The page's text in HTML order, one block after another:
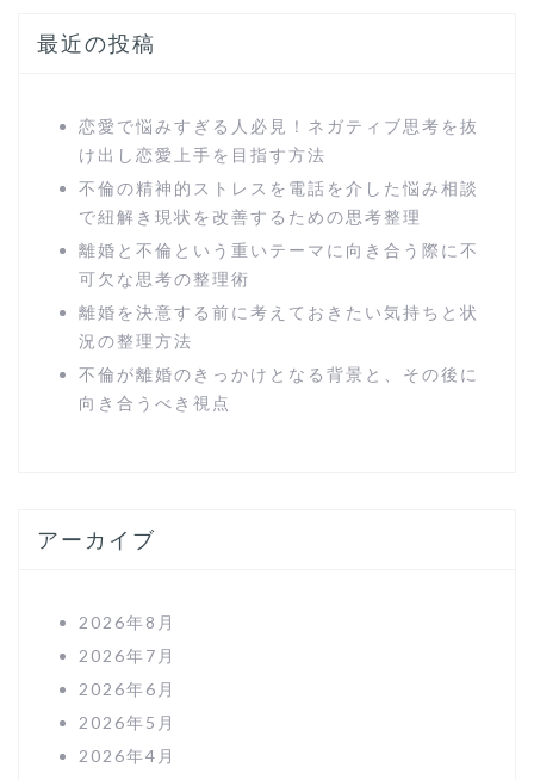
最近の投稿
恋愛で悩みすぎる人必見！ネガティブ思考を抜
け出し恋愛上手を目指す方法
不倫の精神的ストレスを電話を介した悩み相談
で紐解き現状を改善するための思考整理
離婚と不倫という重いテーマに向き合う際に不
可欠な思考の整理術
離婚を決意する前に考えておきたい気持ちと状
況の整理方法
不倫が離婚のきっかけとなる背景と、その後に
向き合うべき視点
アーカイブ
2026年8月
2026年7月
2026年6月
2026年5月
2026年4月